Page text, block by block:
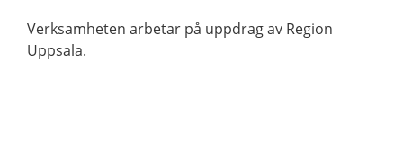
Verksamheten arbetar på uppdrag av Region
Uppsala.